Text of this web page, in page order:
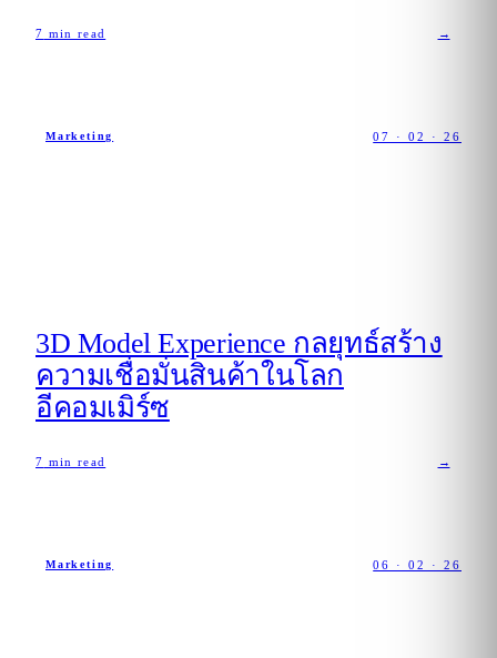
7 min read →
Marketing 07 · 02 · 26
3D Model Experience กลยุทธ์สร้าง
ความเชื่อมั่นสินค้าในโลก
อีคอมเมิร์ซ
7 min read →
Marketing 06 · 02 · 26